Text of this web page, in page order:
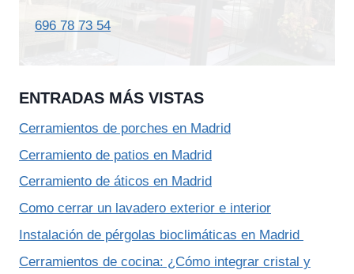
696 78 73 54
ENTRADAS MÁS VISTAS
Cerramientos de porches en Madrid
Cerramiento de patios en Madrid
Cerramiento de áticos en Madrid
Como cerrar un lavadero exterior e interior
Instalación de pérgolas bioclimáticas en Madrid
Cerramientos de cocina: ¿Cómo integrar cristal y